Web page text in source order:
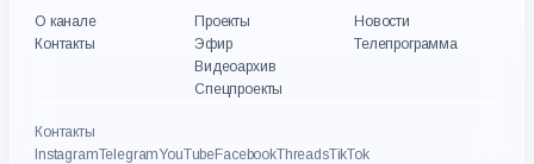
О канале
Контакты
Проекты
Эфир
Видеоархив
Спецпроекты
Новости
Телепрограмма
Контакты
InstagramTelegramYouTubeFacebookThreadsTikTok